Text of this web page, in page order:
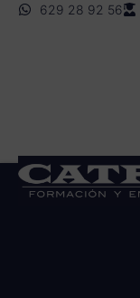
629 28 92 56